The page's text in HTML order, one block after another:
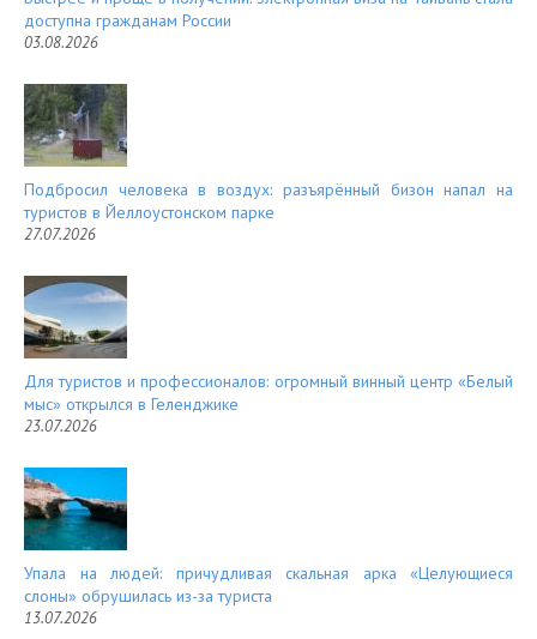
доступна гражданам России
03.08.2026
Подбросил человека в воздух: разъярённый бизон напал на
туристов в Йеллоустонском парке
27.07.2026
Для туристов и профессионалов: огромный винный центр «Белый
мыс» открылся в Геленджике
23.07.2026
Упала на людей: причудливая скальная арка «Целующиеся
слоны» обрушилась из-за туриста
13.07.2026